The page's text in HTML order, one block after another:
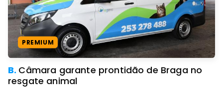
PREMIUM
B. Câmara garante prontidão de Braga no
resgate animal